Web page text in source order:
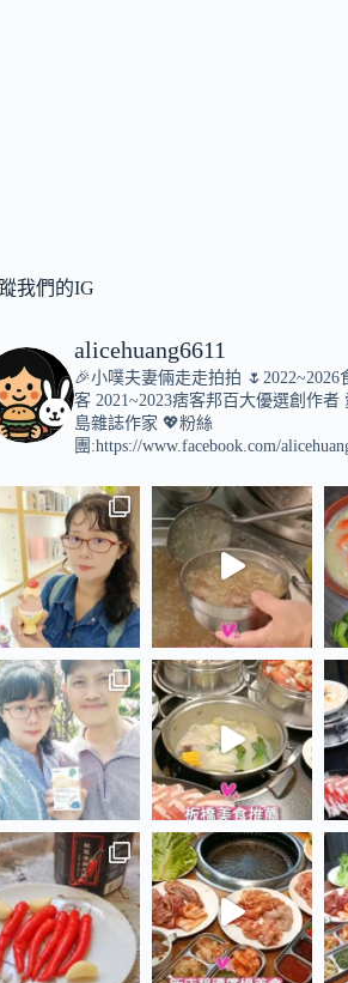
我們的IG
alicehuang6611
🎉小噗夫妻倆走走拍拍
客 2021~2023痞客邦百大優選創作者
島雜誌作家 💖粉絲
團:https://www.facebook.com/